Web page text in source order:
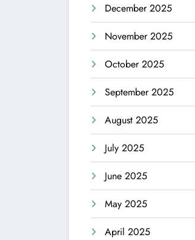
December 2025
November 2025
October 2025
September 2025
August 2025
July 2025
June 2025
May 2025
April 2025